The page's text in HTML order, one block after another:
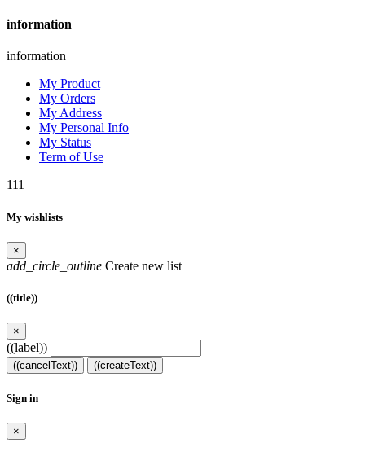
information
information
My Product
My Orders
My Address
My Personal Info
My Status
Term of Use
111
My wishlists
×
add_circle_outline Create new list
((title))
×
((label))
((cancelText)) ((createText))
Sign in
×